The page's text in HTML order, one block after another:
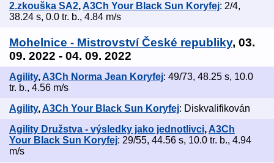
2.zkouška SA2,A3Ch Your Black Sun Koryfej: 2/4,
38.24 s, 0.0 tr. b., 4.84 m/s
Mohelnice - Mistrovství České republiky, 03.
09. 2022 - 04. 09. 2022
Agility, A3Ch Norma Jean Koryfej: 49/73, 48.25 s, 10.0
tr. b., 4.56 m/s
Agility,A3Ch Your Black Sun Koryfej: Diskvalifikován
Agility Družstva - výsledky jako jednotlivci, A3Ch
Your Black Sun Koryfej: 29/55, 44.56 s, 10.0 tr. b., 4.94
m/s